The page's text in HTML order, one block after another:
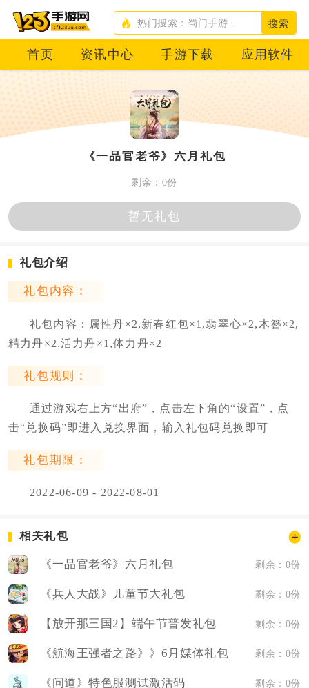
搜索
首页 资讯中心 手游下载 应用软件
《一品官老爷》六月礼包
剩余：0份
暂无礼包
礼包介绍
礼包内容：
礼包内容：属性丹×2,新春红包×1,翡翠心×2,木簪×2,
精力丹×2,活力丹×1,体力丹×2
礼包规则：
通过游戏右上方“出府”，点击左下角的“设置”，点
击“兑换码”即进入兑换界面，输入礼包码兑换即可
礼包期限：
2022-06-09 - 2022-08-01
相关礼包
《一品官老爷》六月礼包 剩余：0份
《兵人大战》儿童节大礼包 剩余：0份
【放开那三国2】端午节普发礼包 剩余：0份
《航海王强者之路》》6月媒体礼包 剩余：0份
《问道》特色服测试激活码 剩余：0份